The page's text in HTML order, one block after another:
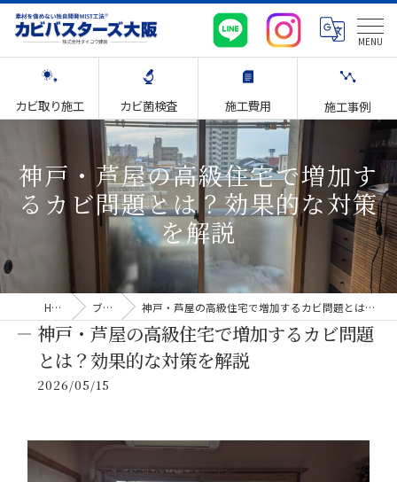
カビ取り施工 カビ菌検査 施工費用 施工事例
神戸・芦屋の高級住宅で増加す
るカビ問題とは？効果的な対策
を解説
HOME ブログ 神戸・芦屋の高級住宅で増加するカビ問題とは？効果的な対策を解説
神戸・芦屋の高級住宅で増加するカビ問題
とは？効果的な対策を解説
2026/05/15